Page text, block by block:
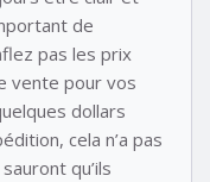
de
pas les prix
vente pour vos
dollars
cela n’a pas
qu’ils